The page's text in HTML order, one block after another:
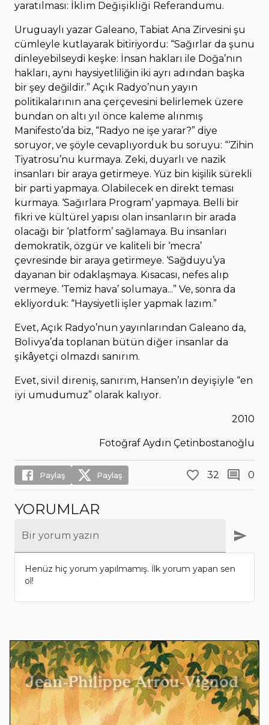
yaratılması: İklim Değişikliği Referandumu.
Uruguaylı yazar Galeano, Tabiat Ana Zirvesini şu
cümleyle kutlayarak bitiriyordu: “Sağırlar da şunu
dinleyebilseydi keşke: İnsan hakları ile Doğa’nın
hakları, aynı haysiyetliliğin iki ayrı adından başka
bir şey değildir.” Açık Radyo’nun yayın
politikalarının ana çerçevesini belirlemek üzere
bundan on altı yıl önce kaleme alınmış
Manifesto’da biz, “Radyo ne işe yarar?” diye
soruyor, ve şöyle cevaplıyorduk bu soruyu: “‘Zihin
Tiyatrosu’nu kurmaya. Zeki, duyarlı ve nazik
insanları bir araya getirmeye. Yüz bin kişilik sürekli
bir parti yapmaya. Olabilecek en direkt teması
kurmaya. ‘Sağırlara Program’ yapmaya. Belli bir
fikri ve kültürel yapısı olan insanların bir arada
olacağı bir ‘platform’ sağlamaya. Bu insanları
demokratik, özgür ve kaliteli bir ‘mecra’
çevresinde bir araya getirmeye. ‘Sağduyu’ya
dayanan bir odaklaşmaya. Kısacası, nefes alıp
vermeye. ‘Temiz hava’ solumaya...” Ve, sonra da
ekliyorduk: “Haysiyetli işler yapmak lazım.”
Evet, Açık Radyo’nun yayınlarından Galeano da,
Bolivya’da toplanan bütün diğer insanlar da
şikâyetçi olmazdı sanırım.
Evet, sivil direniş, sanırım, Hansen’ın deyişiyle “en
iyi umudumuz” olarak kalıyor.
2010
Fotoğraf Aydın Çetinbostanoğlu
Paylaş Paylaş 32 0
YORUMLAR
Bir yorum yazın
Henüz hiç yorum yapılmamış. İlk yorum yapan sen
ol!